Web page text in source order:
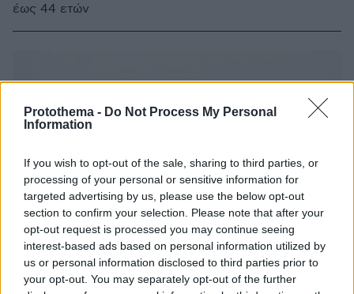
Protothema - Do Not Process My Personal
Information
If you wish to opt-out of the sale, sharing to third parties, or
processing of your personal or sensitive information for
targeted advertising by us, please use the below opt-out
section to confirm your selection. Please note that after your
opt-out request is processed you may continue seeing
interest-based ads based on personal information utilized by
us or personal information disclosed to third parties prior to
your opt-out. You may separately opt-out of the further
έως 44 ετών